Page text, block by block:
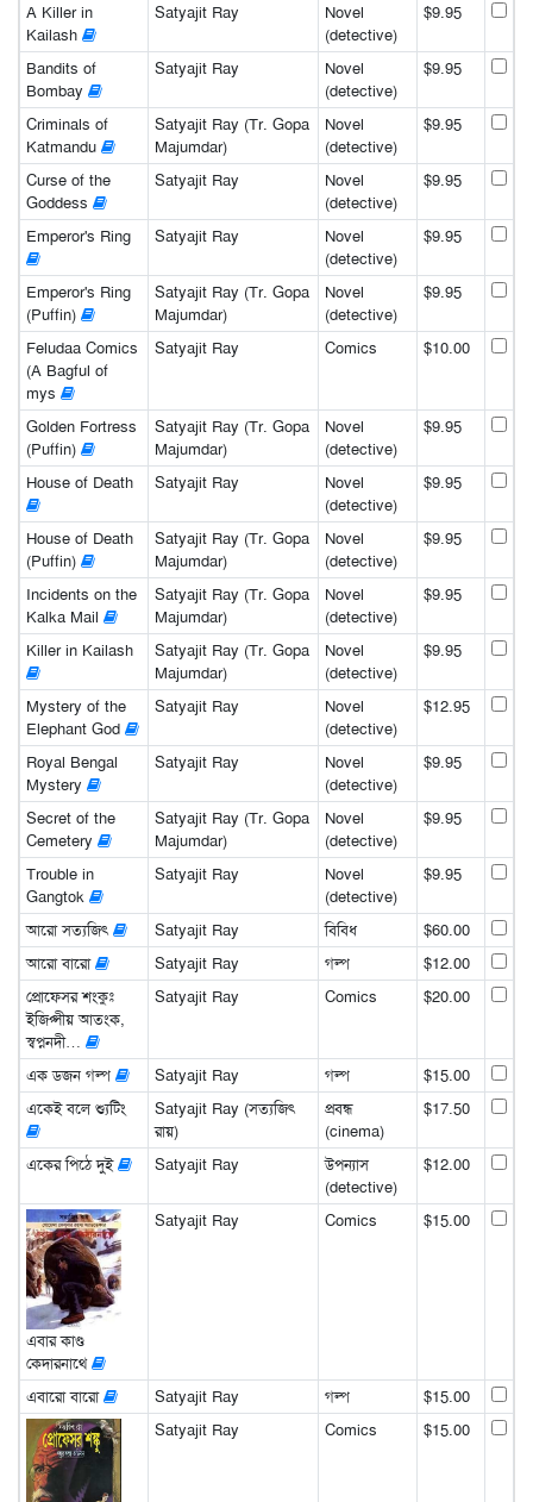
A Killer in
Kailash
Satyajit Ray
Novel
(detective)
$9.95
Bandits of
Bombay
Satyajit Ray
Novel
(detective)
$9.95
Criminals of
Katmandu
Satyajit Ray (Tr. Gopa
Majumdar)
Novel
(detective)
$9.95
Curse of the
Goddess
Satyajit Ray
Novel
(detective)
$9.95
Emperor's Ring Satyajit Ray
Novel
(detective)
$9.95
Emperor's Ring
(Puffin)
Satyajit Ray (Tr. Gopa
Majumdar)
Novel
(detective)
$9.95
Feludaa Comics
(A Bagful of
mys
Satyajit Ray Comics $10.00
Golden Fortress
(Puffin)
Satyajit Ray (Tr. Gopa
Majumdar)
Novel
(detective)
$9.95
House of Death Satyajit Ray
Novel
(detective)
$9.95
House of Death
(Puffin)
Satyajit Ray (Tr. Gopa
Majumdar)
Novel
(detective)
$9.95
Incidents on the
Kalka Mail
Satyajit Ray (Tr. Gopa
Majumdar)
Novel
(detective)
$9.95
Killer in Kailash
Satyajit Ray (Tr. Gopa
Majumdar)
Novel
(detective)
$9.95
Mystery of the
Elephant God
Satyajit Ray
Novel
(detective)
$12.95
Royal Bengal
Mystery
Satyajit Ray
Novel
(detective)
$9.95
Secret of the
Cemetery
Satyajit Ray (Tr. Gopa
Majumdar)
Novel
(detective)
$9.95
Trouble in
Gangtok
Satyajit Ray
Novel
(detective)
$9.95
আরো সত্যজিৎ Satyajit Ray বিবিধ
$60.00
আরো বারো
Satyajit Ray গল্প
$12.00
প্রোফেসর শংকুঃ
ইজিপ্সীয় আতংক,
স্বপ্ননদী…
Satyajit Ray Comics $20.00
এক ডজন গল্প Satyajit Ray গল্প
$15.00
একেই বলে শ্যুটিং
Satyajit Ray (সত্যজিৎ
রায়)
প্রবন্ধ
(cinema)
$17.50
একের পিঠে দুই Satyajit Ray
উপন্যাস
(detective)
$12.00
এবার কাণ্ড
কেদারনাথে
Satyajit Ray Comics $15.00
এবারো বারো Satyajit Ray গল্প
$15.00
Satyajit Ray
Comics $15.00